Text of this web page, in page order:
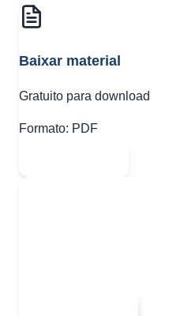
Baixar material
Gratuito para download
Formato: PDF